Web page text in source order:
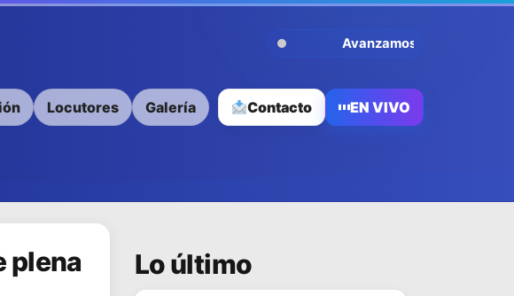
Avanzamos Contigo
Locutores Galería Contacto EN VIVO
plena
Lo último